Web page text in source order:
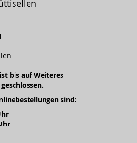
bis auf Weiteres
sind: